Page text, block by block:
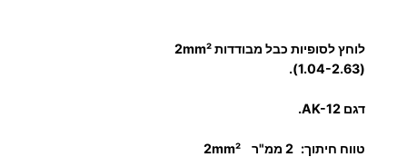
לוחץ לסופיות כבל מבודדות2mm²
(1.04-2.63).
דגםAK-12.
טווח חיתוך: 2 ממ"ר
2mm²